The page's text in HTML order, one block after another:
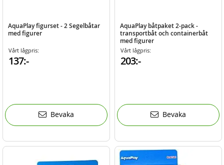
AquaPlay figurset - 2 Segelbåtar
med figurer
Vårt lågpris:
137:-
Bevaka
AquaPlay båtpaket 2-pack -
transportbåt och containerbåt
med figurer
Vårt lågpris:
203:-
Bevaka